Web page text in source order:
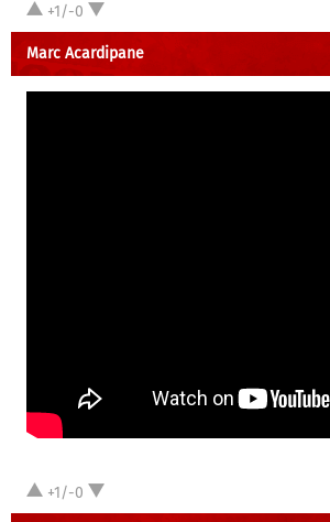
+1/-0
Marc Acardipane
+1/-0